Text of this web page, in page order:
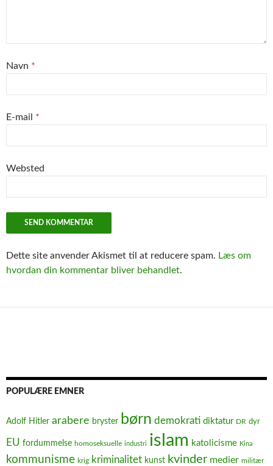
Navn *
E-mail *
Websted
Dette site anvender Akismet til at reducere spam. Læs om
hvordan din kommentar bliver behandlet.
POPULÆRE EMNER
Adolf Hitler arabere bryster børn demokrati diktatur DR dyr
EU fordummelse homoseksuelle industri islam katolicisme Kina
kommunisme krig kriminalitet kunst kvinder medier militær